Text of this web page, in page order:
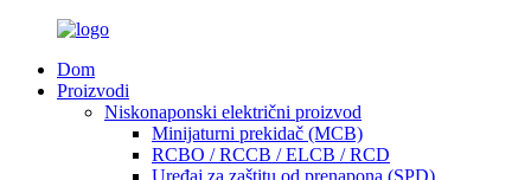
Dom
Proizvodi
Niskonaponski električni proizvod
Minijaturni prekidač (MCB)
RCBO / RCCB / ELCB / RCD
Uređaj za zaštitu od prenapona (SPD)